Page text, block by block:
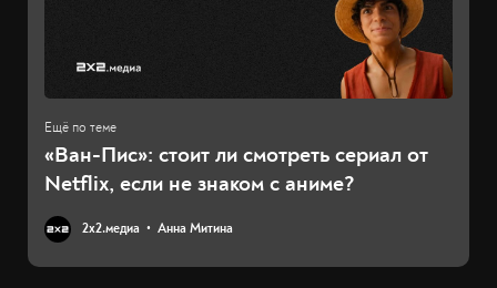
«Ван-Пис»: стоит ли смотреть сериал от
Netflix, если не знаком с аниме?
2х2.медиа Анна Митина